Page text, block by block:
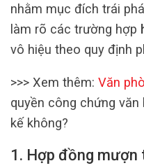
nhằm mục đích trái
làm rõ các trường hợp
vô hiệu theo quy định
>>> Xem thêm: Văn
quyền công chứng
kế không?
1. Hợp đồng mượn